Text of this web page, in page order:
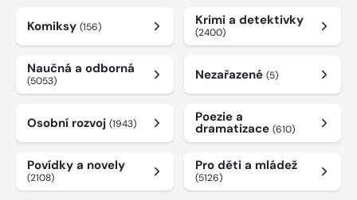
Komiksy (156) Krimi a detektivky
(2400)
Naučná a odborná
(5053) Nezařazené (5)
Osobní rozvoj (1943) Poezie a
dramatizace (610)
Povídky a novely
(2108)
Pro děti a mládež
(5126)